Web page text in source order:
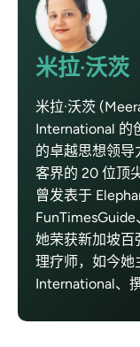
米拉·沃茨
米拉·沃茨
International 的
的卓越思想领
客界的 20 位顶
曾发表于
FunTimesGuide
她荣获新加坡百
理疗师，如今她
International、